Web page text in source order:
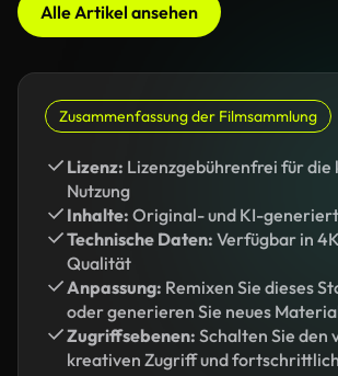
Alle Artikel ansehen
Zusammenfassung der Filmsammlung
Lizenz: Lizenzgebührenfrei für die
Nutzung
Inhalte: Original- und KI-
Technische Daten: Verfügbar in
Qualität
Anpassung: Remixen Sie dieses
oder generieren Sie neues
Zugriffsebenen: Schalten Sie den
kreativen Zugriff und